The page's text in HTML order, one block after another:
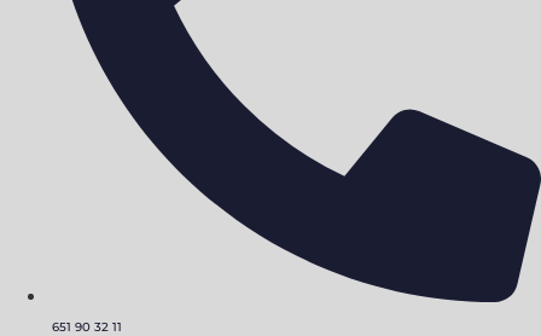
651 90 32 11